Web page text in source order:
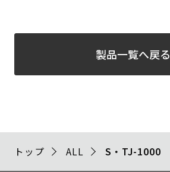
製品一覧へ戻る
トップ ALL S・TJ-1000